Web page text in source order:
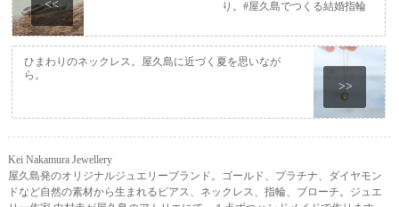
<<
り。#屋久島でつくる結婚指輪
>>
ひまわりのネックレス。屋久島に近づく夏を思いなが
ら。
Kei Nakamura Jewellery
屋久島発のオリジナルジュエリーブランド。ゴールド、プラチナ、ダイヤモン
ドなど自然の素材から生まれるピアス、ネックレス、指輪、ブローチ。ジュエ